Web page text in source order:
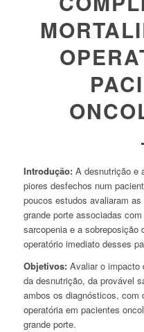
Introdução: A desnutrição e
piores desfechos num
poucos estudos avaliaram
grande porte associadas
sarcopenia e a sobreposição
operatório imediato desses
Objetivos:Avaliar o impacto
da desnutrição, da provável
ambos os diagnósticos, com
operatória em pacientes
grande porte.